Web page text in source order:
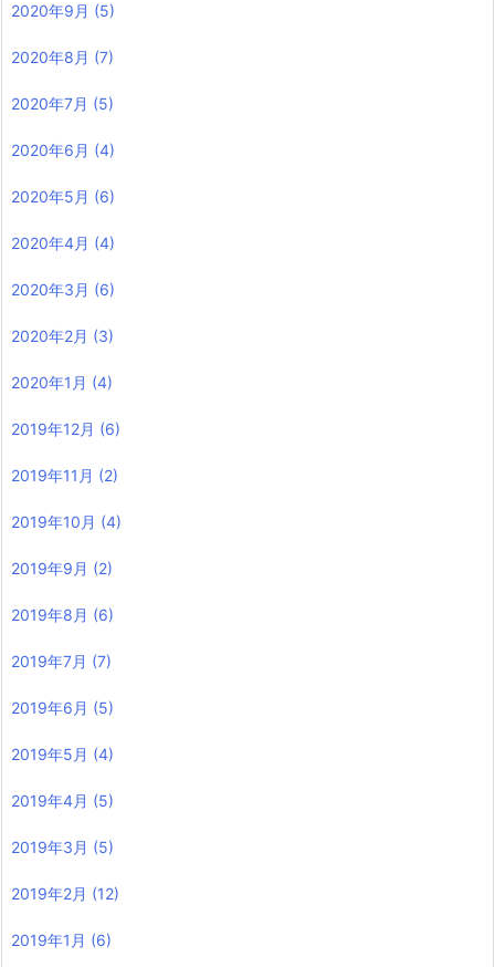
2020年9月 (5)
2020年8月 (7)
2020年7月 (5)
2020年6月 (4)
2020年5月 (6)
2020年4月 (4)
2020年3月 (6)
2020年2月 (3)
2020年1月 (4)
2019年12月 (6)
2019年11月 (2)
2019年10月 (4)
2019年9月 (2)
2019年8月 (6)
2019年7月 (7)
2019年6月 (5)
2019年5月 (4)
2019年4月 (5)
2019年3月 (5)
2019年2月 (12)
2019年1月 (6)